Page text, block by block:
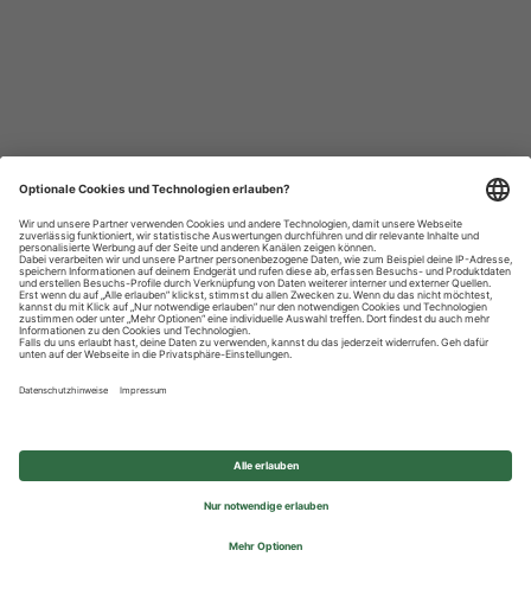
Datenschutzhinweise
Impressum
Privatsphäre-Einstellungen
© 2026 REWE Group - All rights reserved